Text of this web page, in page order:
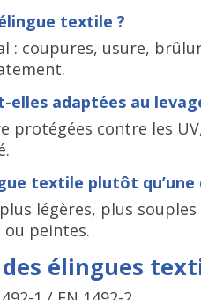
textile ?
: coupures, usure,
elles adaptées au
protégées contre les
textile plutôt qu’une
légères, plus
ou peintes.
des élingues